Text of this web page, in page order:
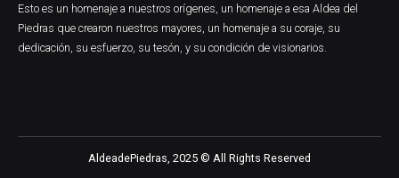
Esto es un homenaje a nuestros orígenes, un homenaje a esa Aldea del
Piedras que crearon nuestros mayores, un homenaje a su coraje, su
dedicación, su esfuerzo, su tesón, y su condición de visionarios.
AldeadePiedras, 2025 © All Rights Reserved